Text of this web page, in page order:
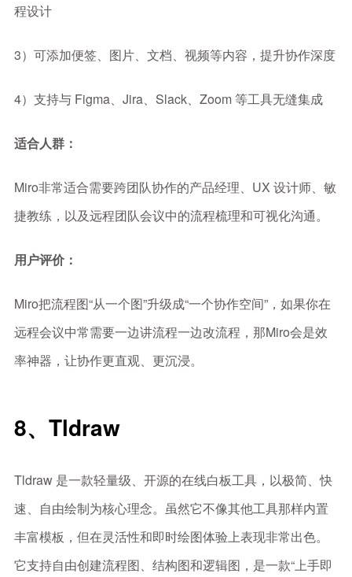
程设计
3）可添加便签、图片、文档、视频等内容，提升协作深度
4）支持与 Figma、Jira、Slack、Zoom 等工具无缝集成
适合人群：
Miro非常适合需要跨团队协作的产品经理、UX 设计师、敏
捷教练，以及远程团队会议中的流程梳理和可视化沟通。
用户评价：
Miro把流程图“从一个图”升级成“一个协作空间”，如果你在
远程会议中常需要一边讲流程一边改流程，那Miro会是效
率神器，让协作更直观、更沉浸。
8、Tldraw
Tldraw 是一款轻量级、开源的在线白板工具，以极简、快
速、自由绘制为核心理念。虽然它不像其他工具那样内置
丰富模板，但在灵活性和即时绘图体验上表现非常出色。
它支持自由创建流程图、结构图和逻辑图，是一款“上手即